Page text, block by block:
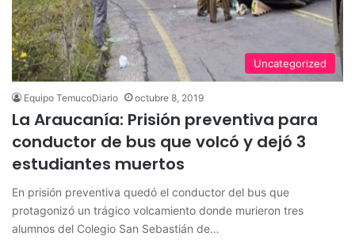
Uncategorized
Equipo TemucoDiario octubre 8, 2019
La Araucanía: Prisión preventiva para
conductor de bus que volcó y dejó 3
estudiantes muertos
En prisión preventiva quedó el conductor del bus que
protagonizó un trágico volcamiento donde murieron tres
alumnos del Colegio San Sebastián de…